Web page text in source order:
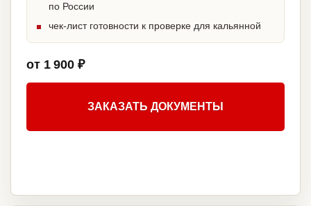
по России
чек-лист готовности к проверке для кальянной
от 1 900 ₽
ЗАКАЗАТЬ ДОКУМЕНТЫ